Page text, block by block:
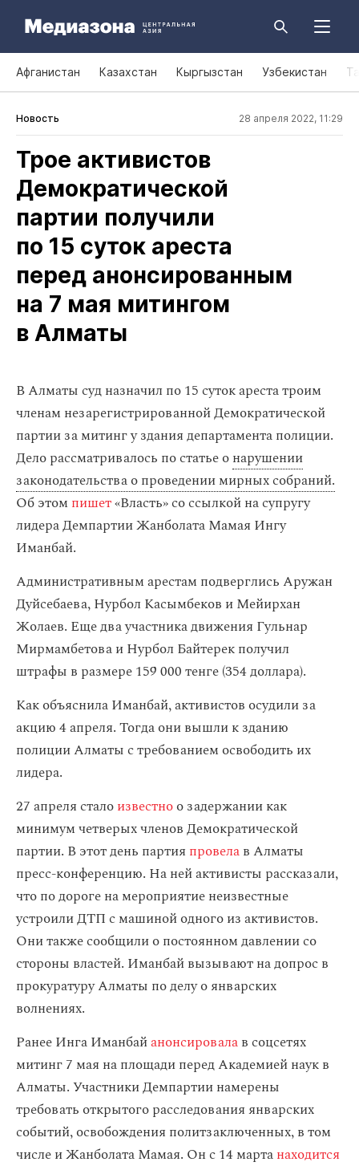
Афганистан Казахстан Кыргызстан Узбекистан
Новость 28 апреля 2022, 11:29
Трое активистов
Демократической
партии получили
по 15 суток ареста
перед анонсированным
на 7 мая митингом
в Алматы
В Алматы суд назначил по 15 суток ареста троим
членам незарегистрированной Демократической
партии за митинг у здания департамента полиции.
Дело рассматривалось по статье онарушении
законодательства о проведении мирных собраний.
Об этом пишет«Власть» со ссылкой на супругу
лидера Демпартии Жанболата Мамая Ингу
Иманбай.
Административным арестам подверглись Аружан
Дуйсебаева, Нурбол Касымбеков и Мейирхан
Жолаев. Еще два участника движения Гульнар
Мирмамбетова и Нурбол Байтерек получил
штрафы в размере 159 000 тенге (354 доллара).
Как объяснила Иманбай, активистов осудили за
акцию 4 апреля. Тогда они вышли к зданию
полиции Алматы с требованием освободить их
лидера.
27 апреля сталоизвестноо задержании как
минимум четверых членов Демократической
партии. В этот день партия провелав Алматы
пресс-конференцию. На ней активисты рассказали,
что по дороге на мероприятие неизвестные
устроили ДТП с машиной одного из активистов.
Они также сообщили о постоянном давлении со
стороны властей. Иманбай вызывают на допрос в
прокуратуру Алматы по делу о январских
волнениях.
Ранее Инга Иманбайанонсировалав соцсетях
митинг 7 мая на площади перед Академией наук в
Алматы. Участники Демпартии намерены
требовать открытого расследования январских
событий, освобождения политзаключенных, в том
числе и Жанболата Мамая. Он с 14 мартанаходится